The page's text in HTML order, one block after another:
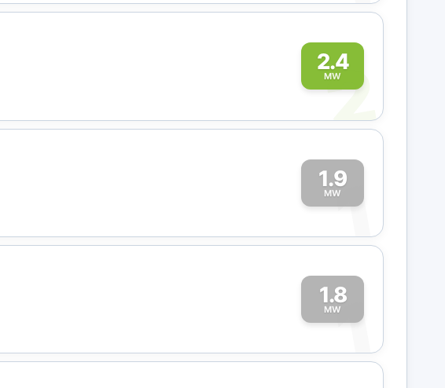
2.4
MW
2
1.9
MW
1
1.8
MW
1